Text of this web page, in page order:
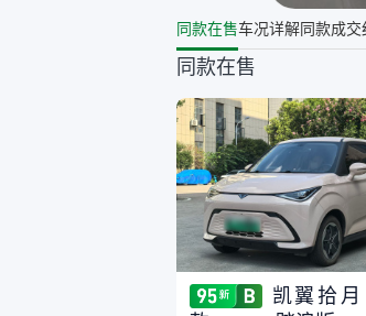
同款在售车况详解同款成交
同款在售
凯翼拾月